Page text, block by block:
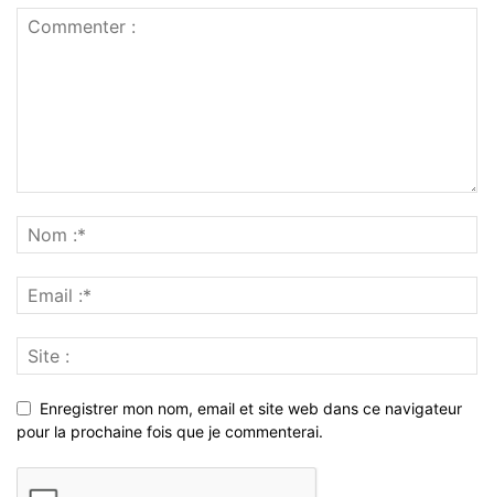
Enregistrer mon nom, email et site web dans ce navigateur
pour la prochaine fois que je commenterai.